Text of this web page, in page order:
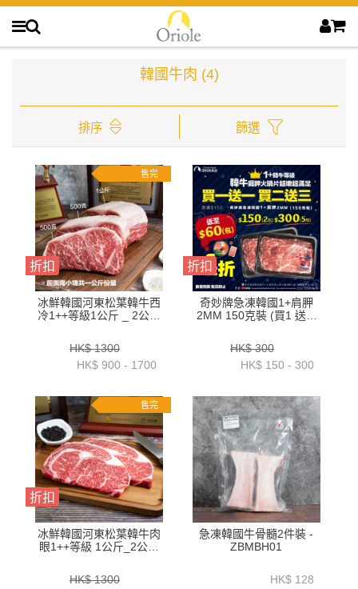
韓國牛肉 (4)
排序 篩選
售完
折扣
冰鮮韓國河東松葉韓牛西
冷1++等級1公斤 _ 2公斤
HK$ 1300
HK$ 900 - 1700
折扣
奇妙牌急凍韓國1+肩胛
2MM 150克裝 (買1 送1,
HK$ 300
HK$ 150 - 300
售完
折扣
冰鮮韓國河東松葉韓牛肉
眼1++等級 1公斤_2公斤
HK$ 1300
急凍韓國牛骨髓2件裝 -
ZBMBH01
HK$ 128